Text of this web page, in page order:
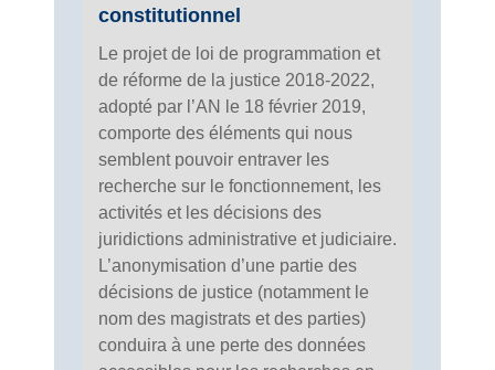
constitutionnel
Le projet de loi de programmation et
de réforme de la justice 2018-2022,
adopté par l’AN le 18 février 2019,
comporte des éléments qui nous
semblent pouvoir entraver les
recherche sur le fonctionnement, les
activités et les décisions des
juridictions administrative et judiciaire.
L’anonymisation d’une partie des
décisions de justice (notamment le
nom des magistrats et des parties)
conduira à une perte des données